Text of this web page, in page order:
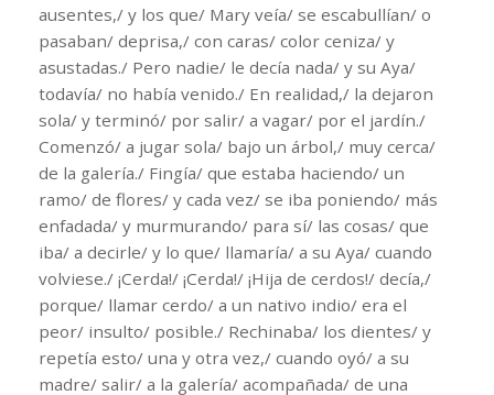
ausentes,/ y los que/ Mary veía/ se escabullían/ o
pasaban/ deprisa,/ con caras/ color ceniza/ y
asustadas./ Pero nadie/ le decía nada/ y su Aya/
todavía/ no había venido./ En realidad,/ la dejaron
sola/ y terminó/ por salir/ a vagar/ por el jardín./
Comenzó/ a jugar sola/ bajo un árbol,/ muy cerca/
de la galería./ Fingía/ que estaba haciendo/ un
ramo/ de flores/ y cada vez/ se iba poniendo/ más
enfadada/ y murmurando/ para sí/ las cosas/ que
iba/ a decirle/ y lo que/ llamaría/ a su Aya/ cuando
volviese./ ¡Cerda!/ ¡Cerda!/ ¡Hija de cerdos!/ decía,/
porque/ llamar cerdo/ a un nativo indio/ era el
peor/ insulto/ posible./ Rechinaba/ los dientes/ y
repetía esto/ una y otra vez,/ cuando oyó/ a su
madre/ salir/ a la galería/ acompañada/ de una